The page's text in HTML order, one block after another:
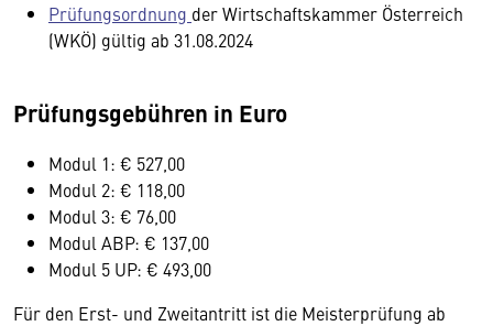
Prüfungsordnung der Wirtschaftskammer Österreich
(WKÖ) gültig ab 31.08.2024
Prüfungsgebühren in Euro
Modul 1: € 527,00
Modul 2: € 118,00
Modul 3: € 76,00
Modul ABP: € 137,00
Modul 5 UP: € 493,00
Für den Erst- und Zweitantritt ist die Meisterprüfung ab